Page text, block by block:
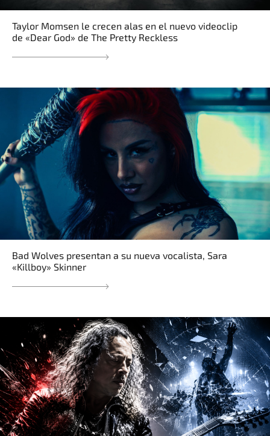
Taylor Momsen le crecen alas en el nuevo videoclip
de «Dear God» de The Pretty Reckless
Bad Wolves presentan a su nueva vocalista, Sara
«Killboy» Skinner